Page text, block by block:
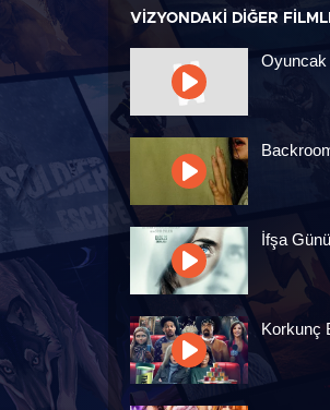
VIZYONDAKI DIĞER
İfşa Günü
Korkunç